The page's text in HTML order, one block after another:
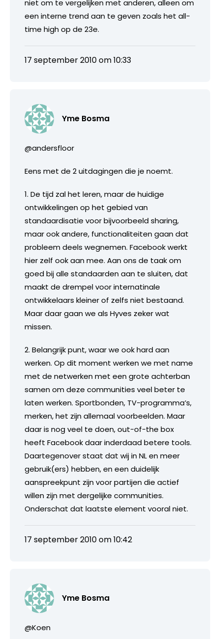
niet om te vergelijken met anderen, alleen om
een interne trend aan te geven zoals het all-
time high op de 23e.
17 september 2010 om 10:33
Yme Bosma
@andersfloor
Eens met de 2 uitdagingen die je noemt.
1. De tijd zal het leren, maar de huidige
ontwikkelingen op het gebied van
standaardisatie voor bijvoorbeeld sharing,
maar ook andere, functionaliteiten gaan dat
probleem deels wegnemen. Facebook werkt
hier zelf ook aan mee. Aan ons de taak om
goed bij alle standaarden aan te sluiten, dat
maakt de drempel voor internatinale
ontwikkelaars kleiner of zelfs niet bestaand.
Maar daar gaan we als Hyves zeker wat
missen.
2. Belangrijk punt, waar we ook hard aan
werken. Op dit moment werken we met name
met de netwerken met een grote achterban
samen om deze communities veel beter te
laten werken. Sportbonden, TV-programma’s,
merken, het zijn allemaal voorbeelden. Maar
daar is nog veel te doen, out-of-the box
heeft Facebook daar inderdaad betere tools.
Daartegenover staat dat wij in NL en meer
gebruik(ers) hebben, en een duidelijk
aanspreekpunt zijn voor partijen die actief
willen zijn met dergelijke communities.
Onderschat dat laatste element vooral niet.
17 september 2010 om 10:42
Yme Bosma
@Koen